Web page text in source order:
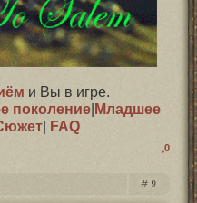
и Вы в игре.
поколение Младшее
| FAQ
0
9